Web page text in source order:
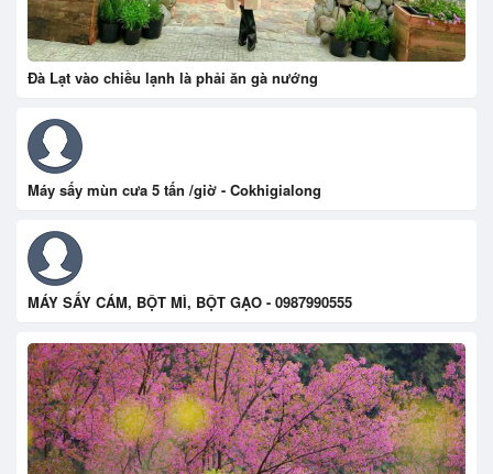
Đà Lạt vào chiều lạnh là phải ăn gà nướng
Máy sấy mùn cưa 5 tấn /giờ - Cokhigialong
MÁY SẤY CÁM, BỘT MÌ, BỘT GẠO - 0987990555